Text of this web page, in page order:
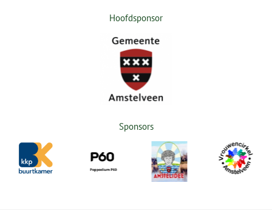
Hoofdsponsor
Sponsors